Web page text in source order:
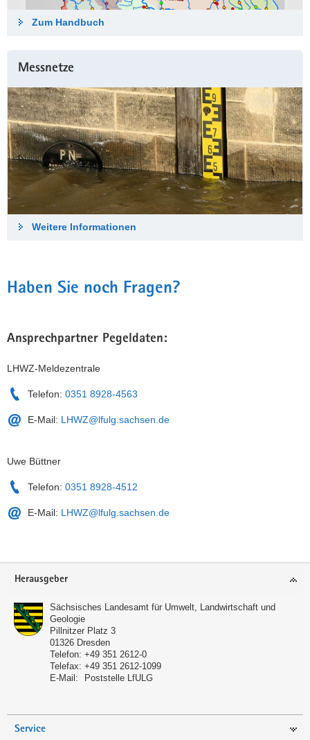
Zum Hand­buch
Messnetze
Weitere Informationen
Haben Sie noch Fragen?
Ansprechpartner Pegeldaten:
LHWZ-Meldezentrale
Telefon: 0351 8928-4563
E-Mail: LHWZ@lfulg.sachsen.de
Uwe Büttner
Telefon: 0351 8928-4512
E-Mail: LHWZ@lfulg.sachsen.de
Service
Herausgeber
Sächsisches Landesamt für Umwelt, Landwirtschaft und
Geologie
Pillnitzer Platz 3
01326 Dresden
Telefon: +49 351 2612-0
Telefax: +49 351 2612-1099
E-Mail:
Poststelle LfULG
Service